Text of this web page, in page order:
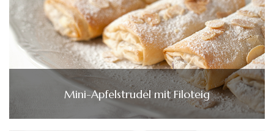
Mini-Apfelstrudel mit Filoteig